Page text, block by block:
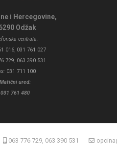
i Hercegovine,
Odžak
centrala:
016, 031 761 027
729, 063 390 531
031 711 100
Matični ured:
031 761 480
063 776 729, 063 390 531